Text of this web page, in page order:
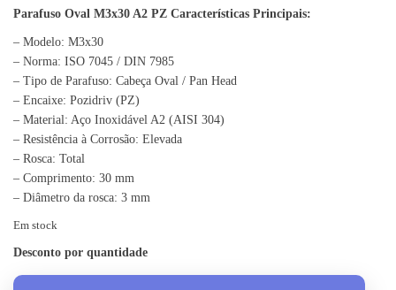
Parafuso Oval M3x30 A2 PZ Características Principais:
– Modelo: M3x30
– Norma: ISO 7045 / DIN 7985
– Tipo de Parafuso: Cabeça Oval / Pan Head
– Encaixe: Pozidriv (PZ)
– Material: Aço Inoxidável A2 (AISI 304)
– Resistência à Corrosão: Elevada
– Rosca: Total
– Comprimento: 30 mm
– Diâmetro da rosca: 3 mm
Em stock
Desconto por quantidade